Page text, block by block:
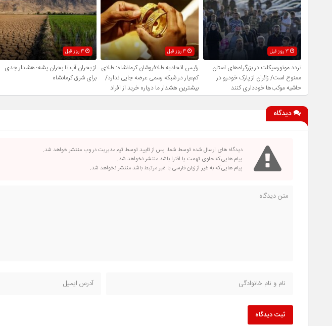
3 روز قبل
تردد موتورسیکلت در بزرگراه‌های استان
ممنوع است/ زائران از پارک خودرو در
حاشیه موکب‌ها خودداری کنند
3 روز قبل
رئیس اتحادیه طلافروشان کرمانشاه: طلای
کم‌عیار در شبکه رسمی عرضه جایی ندارد/
بیشترین هشدار ما درباره خرید از افراد
فاقد صلاحیت است
3 روز قبل
از بحران آب تا بحران پشه؛ هشدار جدی
برای شرق کرمانشاه
دیدگاه
دیدگاه های ارسال شده توسط شما، پس از تایید توسط تیم مدیریت در وب منتشر خواهد شد.
پیام هایی که حاوی تهمت یا افترا باشد منتشر نخواهد شد.
پیام هایی که به غیر از زبان فارسی یا غیر مرتبط باشد منتشر نخواهد شد.
ثبت دیدگاه